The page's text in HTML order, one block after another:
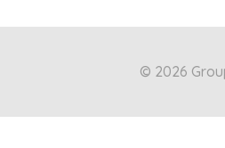
© 2026